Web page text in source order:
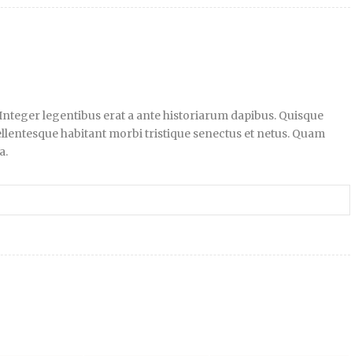
legentibus erat a ante historiarum dapibus. Quisque
habitant morbi tristique senectus et netus. Quam